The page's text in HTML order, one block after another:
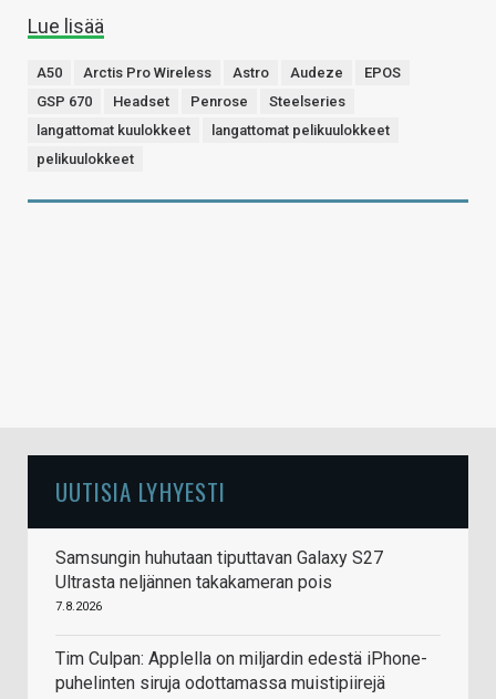
Lue lisää
A50 Arctis Pro Wireless Astro Audeze
EPOS
GSP 670
Headset Penrose
Steelseries
langattomat kuulokkeet
langattomat pelikuulokkeet
pelikuulokkeet
UUTISIA LYHYESTI
Samsungin huhutaan tiputtavan Galaxy S27
Ultrasta neljännen takakameran pois
7.8.2026
Tim Culpan: Applella on miljardin edestä iPhone-
puhelinten siruja odottamassa muistipiirejä